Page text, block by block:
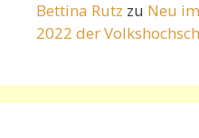
Bettina Rutz zu Neu
2022 der